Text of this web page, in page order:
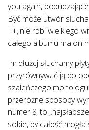
you again,
Być może utwór
++, nie robi wielkiego
całego albumu ma on
Im dłużej słuchamy
przyrównywać ją do
szaleńczego
przeróżne sposoby
numer 8, to
sobie, by całość